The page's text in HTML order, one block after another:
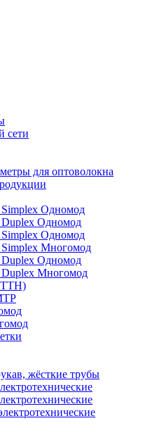
сети
для оптоволокна
Одномод
Duplex Одномод
Одномод
Многомод
Duplex Одномод
Duplex Многомод
жёсткие трубы